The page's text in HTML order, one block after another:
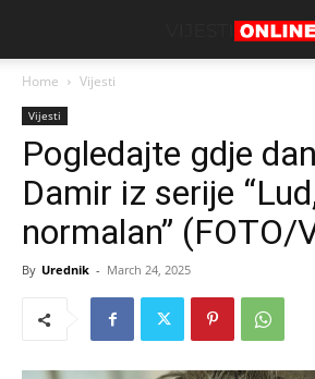
Home Vijesti
Vijesti
Pogledajte gdje
Damir iz serije
normalan” (FOTO/
By Urednik - March 24, 2025